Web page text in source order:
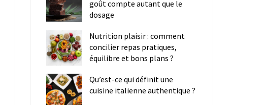
goût compte autant que le
dosage
Nutrition plaisir : comment
concilier repas pratiques,
équilibre et bons plans ?
Qu’est-ce qui définit une
cuisine italienne authentique ?